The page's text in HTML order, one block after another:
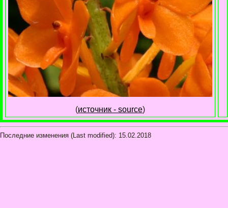
(источник - source)
Последние изменения (Last modified): 15.02.2018